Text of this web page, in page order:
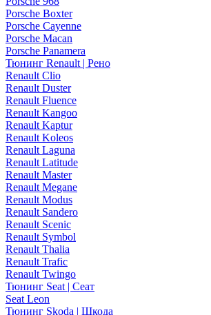
Porsche Boxter
Porsche Cayenne
Porsche Macan
Porsche Panamera
Тюнинг Renault | Рено
Renault Clio
Renault Duster
Renault Fluence
Renault Kangoo
Renault Kaptur
Renault Koleos
Renault Laguna
Renault Latitude
Renault Master
Renault Megane
Renault Modus
Renault Sandero
Renault Scenic
Renault Symbol
Renault Thalia
Renault Trafic
Renault Twingo
Тюнинг Seat | Сеат
Seat Leon
Тюнинг Skoda | Шкода